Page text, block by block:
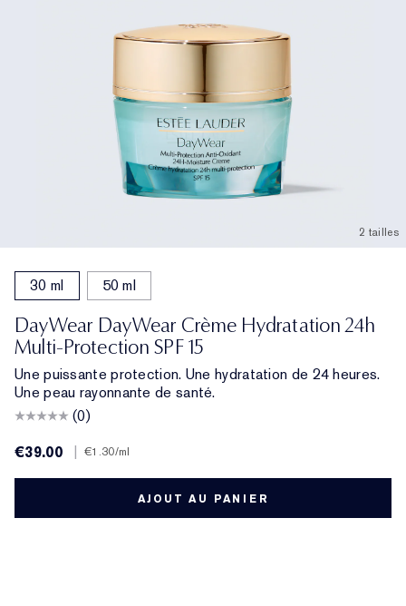
2 tailles
30 ml 50 ml
DayWear DayWear Crème Hydratation 24h
Multi-Protection SPF 15
Une puissante protection. Une hydratation de 24 heures.
Une peau rayonnante de santé.
(0)
€39.00
€1.30/ml
AJOUT AU PANIER